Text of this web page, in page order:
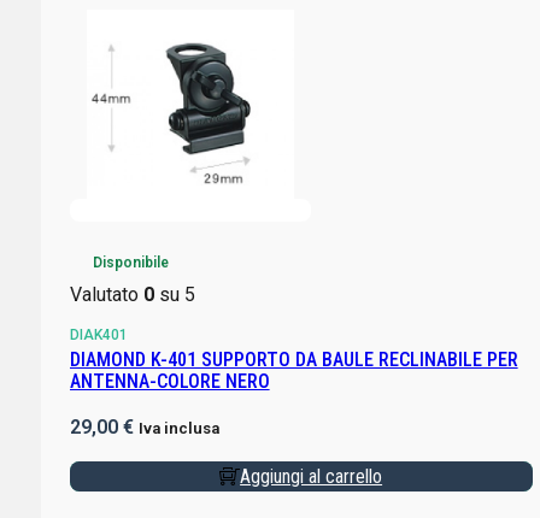
Disponibile
Valutato 0su 5
DIAK401
DIAMOND K-401 SUPPORTO DA BAULE RECLINABILE PER
ANTENNA-COLORE NERO
29,00 € Iva inclusa
Aggiungi al carrello